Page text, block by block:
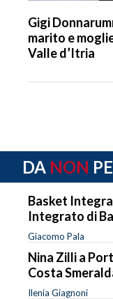
Gigi
marito e
Valle d’Itria
DA NON
Basket
Integrato di
Giacomo Pala
Nina Zilli a
Costa
Ilenia Giagnoni